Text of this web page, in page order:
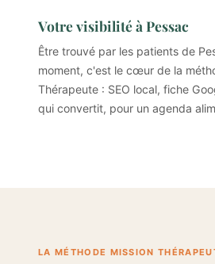
Votre visibilité à Pessac
Être trouvé par les patients de
moment, c'est le cœur de la
Thérapeute : SEO local, fiche
qui convertit, pour un agenda
LA MÉTHODE MISSION